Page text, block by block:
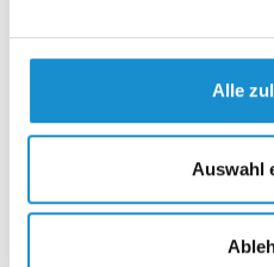
Alle
Auswahl
muslimische Mitarbeitende
herzliche und einfache
einem multinationalen
umsetzen kann. Das ist kein
Wirkung haben können.
Mein Appell an alle